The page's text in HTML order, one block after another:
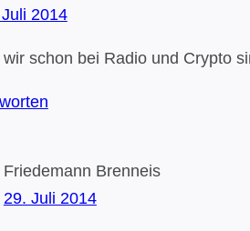
2014
wir schon bei Radio und Crypto
Friedemann Brenneis
29. Juli 2014